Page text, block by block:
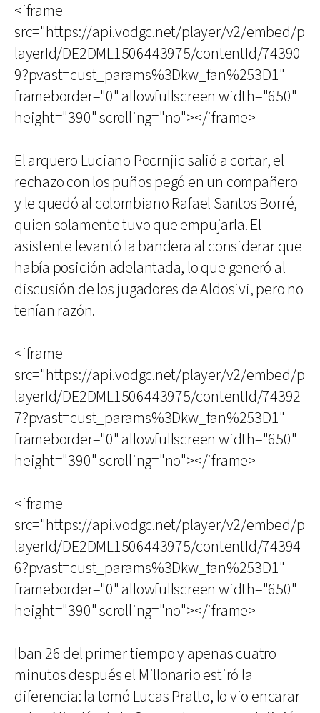
<iframe
src="https://api.vodgc.net/player/v2/embed/p
layerId/DE2DML1506443975/contentId/74390
9?pvast=cust_params%3Dkw_fan%253D1"
frameborder="0" allowfullscreen width="650"
height="390" scrolling="no"></iframe>
El arquero Luciano Pocrnjic salió a cortar, el
rechazo con los puños pegó en un compañero
y le quedó al colombiano Rafael Santos Borré,
quien solamente tuvo que empujarla. El
asistente levantó la bandera al considerar que
había posición adelantada, lo que generó al
discusión de los jugadores de Aldosivi, pero no
tenían razón.
<iframe
src="https://api.vodgc.net/player/v2/embed/p
layerId/DE2DML1506443975/contentId/74392
7?pvast=cust_params%3Dkw_fan%253D1"
frameborder="0" allowfullscreen width="650"
height="390" scrolling="no"></iframe>
<iframe
src="https://api.vodgc.net/player/v2/embed/p
layerId/DE2DML1506443975/contentId/74394
6?pvast=cust_params%3Dkw_fan%253D1"
frameborder="0" allowfullscreen width="650"
height="390" scrolling="no"></iframe>
Iban 26 del primer tiempo y apenas cuatro
minutos después el Millonario estiró la
diferencia: la tomó Lucas Pratto, lo vio encarar